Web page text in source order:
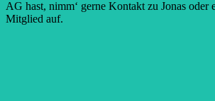
AG hast, nimm‘ gerne Kontakt zu Jonas oder
Mitglied auf.